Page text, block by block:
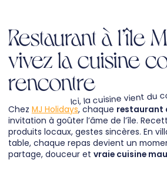
Restaurant à l’île
vivez la cuisine
rencontre
Ici, la cuisine vient du
Chez MJ Holidays, chaque restaurant
invitation à goûter l’âme de l’île.
produits locaux, gestes sincères. En
table, chaque repas devient un
partage, douceur et vraie cuisine